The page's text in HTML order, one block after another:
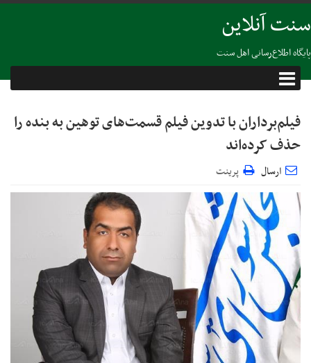
سنت آنلاین
پایگاه اطلاع‌رسانی اهل سنت
فیلم‌برداران با تدوین فیلم قسمت‌های توهین به بنده را
حذف کرده‌اند
ارسال پرینت